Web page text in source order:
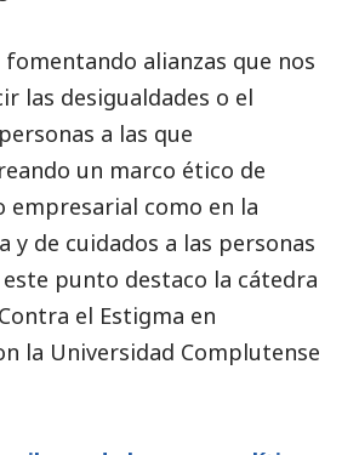
alianzas que nos
las desigualdades o el
a las que
un marco ético de
empresarial como en la
y de cuidados a las personas
punto destaco la cátedra
el Estigma en
la Universidad Complutense